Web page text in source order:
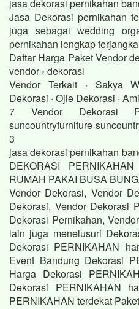
jasa dekorasi pernikahan
Jasa Dekorasi pernikahan
juga sebagai wedding
pernikahan lengkap
Daftar Harga Paket Vendor
vendor › dekorasi
Vendor Terkait · Sakya
Dekorasi · Ojie Dekorasi ·
7 Vendor Dekorasi
suncountryfurniture
3
jasa dekorasi pernikahan
DEKORASI
RUMAH PAKAI BUSA
Vendor Dekorasi, Vendor
Dekorasi, Vendor Dekorasi
Dekorasi Pernikahan,
lain juga menelusuri
Dekorasi PERNIKAHAN
Event Bandung Dekorasi
Harga Dekorasi
Dekorasi PERNIKAHAN
PERNIKAHAN terdekat